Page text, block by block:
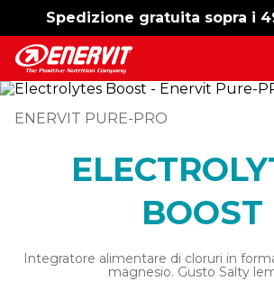
Spedizione gratuita sopra i
-15% free
ENERVIT PURE-PRO
BOOST
Integratore alimentare di cloruri in
magnesio. Gusto Salty